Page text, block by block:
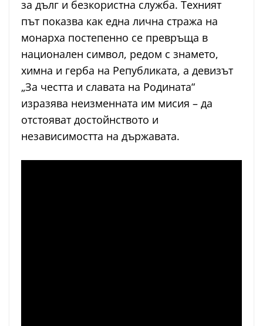
за дълг и безкористна служба. Техният
път показва как една лична стража на
монарха постепенно се превръща в
национален символ, редом с знамето,
химна и герба на Републиката, а девизът
„За честта и славата на Родината“
изразява неизменната им мисия – да
отстояват достойнството и
независимостта на държавата.